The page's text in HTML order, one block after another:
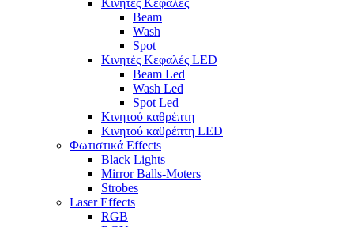
Κινητές Κεφαλές
Beam
Wash
Spot
Κινητές Κεφαλές LED
Beam Led
Wash Led
Spot Led
Κινητού καθρέπτη
Κινητού καθρέπτη LED
Φωτιστικά Effects
Black Lights
Mirror Balls-Moters
Strobes
Laser Effects
RGB